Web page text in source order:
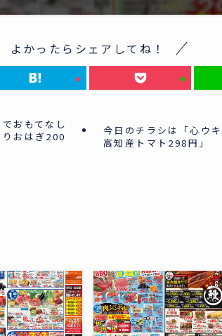
よかったらシェアしてね！
おもてなし
おはぎ200
今日のチラシは「心ウ
高知産トマト298円」